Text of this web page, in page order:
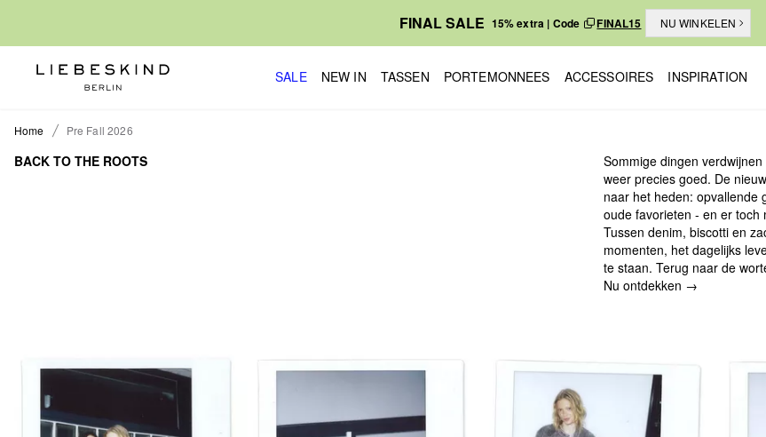
FINAL SALE 15% extra | Code FINAL15 NU WINKELEN
SALE NEW IN TASSEN PORTEMONNEES ACCESSOIRES INSPIRATION
Home Pre Fall 2026
BACK TO THE ROOTS
Sommige dingen
weer precies goed. De
naar het heden: opvallende
oude favorieten - en er toch
Tussen denim, biscotti en
momenten, het dagelijks
te staan. Terug naar de
Nu ontdekken →